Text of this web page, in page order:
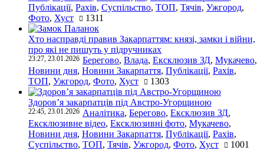
Публікації, Рахів, Суспільство, ТОП, Тячів, Ужгород,
Фото, Хуст 1311
Хто насправді правив Закарпаттям: князі, замки і війни,
про які не пишуть у підручниках
23:27, 23.01.2026 Берегово, Влада, Ексклюзив ЗД, Мукачево,
Новини дня, Новини Закарпаття, Публікації, Рахів,
ТОП, Ужгород, Фото, Хуст 1303
Здоров’я закарпатців під Австро-Угорщиною
22:45, 23.01.2026 Аналітика, Берегово, Ексклюзив ЗД,
Ексклюзивне відео, Ексклюзивні фото, Мукачево,
Новини дня, Новини Закарпаття, Публікації, Рахів,
Суспільство, ТОП, Тячів, Ужгород, Фото, Хуст 1001